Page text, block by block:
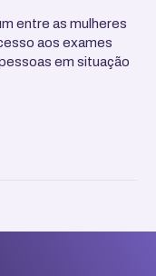
entre as mulheres
aos exames
em situação